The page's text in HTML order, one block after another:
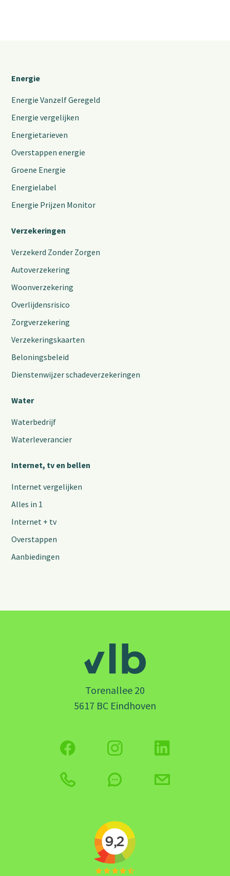
Energie
Energie Vanzelf Geregeld
Energie vergelijken
Energietarieven
Overstappen energie
Groene Energie
Energielabel
Energie Prijzen Monitor
Verzekeringen
Verzekerd Zonder Zorgen
Autoverzekering
Woonverzekering
Overlijdensrisico
Zorgverzekering
Verzekeringskaarten
Beloningsbeleid
Dienstenwijzer schadeverzekeringen
Water
Waterbedrijf
Waterleverancier
Internet, tv en bellen
Internet vergelijken
Alles in 1
Internet + tv
Overstappen
Aanbiedingen
Torenallee 20
5617 BC Eindhoven